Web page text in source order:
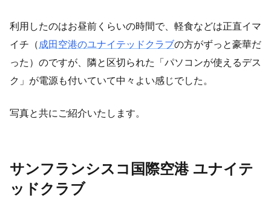
利用したのはお昼前くらいの時間で、軽食などは正直イマ
イチ（ 成田空港のユナイテッドクラブの方がずっと豪華だ
った）のですが、隣と区切られた「パソコンが使えるデス
ク」が電源も付いていて中々よい感じでした。
写真と共にご紹介いたします。
サンフランシスコ国際空港 ユナイテ
ッドクラブ